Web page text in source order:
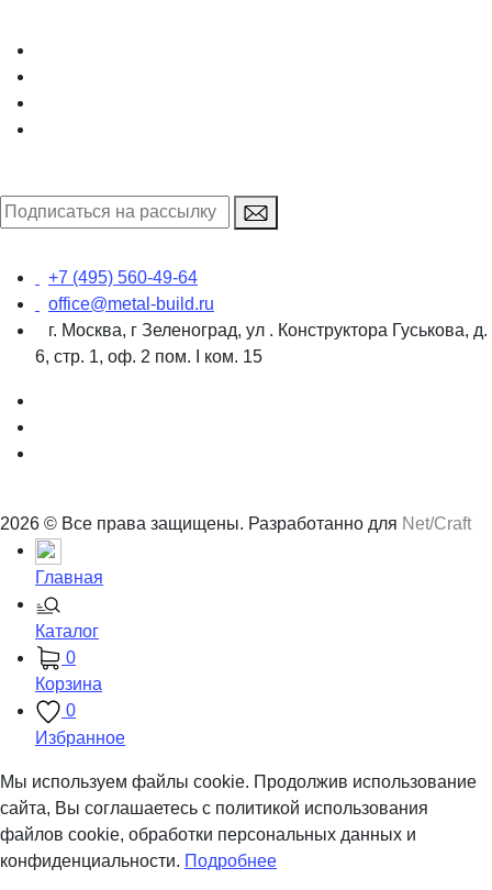
+7 (495) 560-49-64
office@metal-build.ru
г. Москва, г Зеленоград, ул . Конструктора Гуськова, д.
6, стр. 1, оф. 2 пом. I ком. 15
2026 © Все права защищены. Разработанно для Net/Craft
Главная
Каталог
0
Корзина
0
Избранное
Мы используем файлы cookie. Продолжив использование
сайта, Вы соглашаетесь с политикой использования
файлов cookie, обработки персональных данных и
конфиденциальности. Подробнее